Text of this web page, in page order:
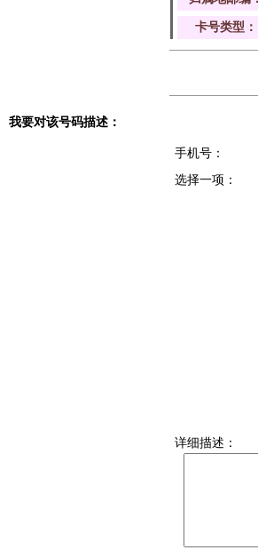
卡号类型：
我要对该号码描述：
手机号：
选择一项：
详细描述：